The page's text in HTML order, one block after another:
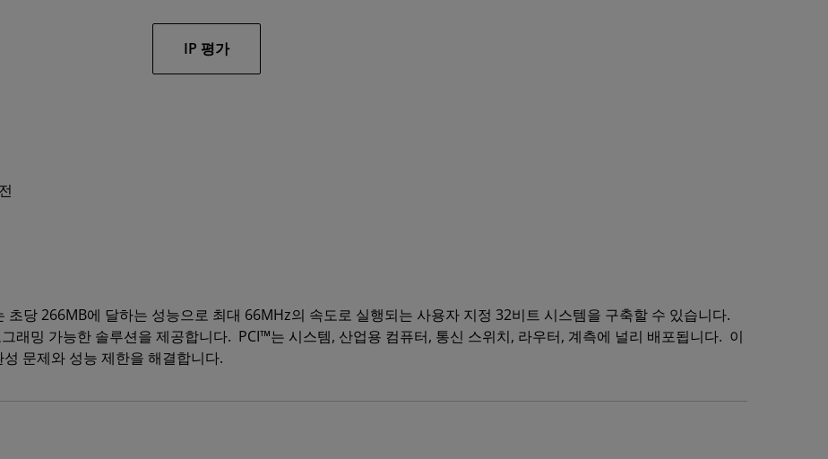
IP 평가
당 266MB에 달하는 성능으로 최대 66MHz의 속도로 실행되는 사용자 지정 32비트 시스템을 구축할 수 있습니다.
래밍 가능한 솔루션을 제공합니다. PCI™는 시스템, 산업용 컴퓨터, 통신 스위치, 라우터, 계측에 널리 배포됩니다. 이
문제와 성능 제한을 해결합니다.